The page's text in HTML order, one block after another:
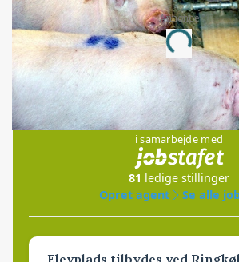
Annonce
Loading...
Jobs
i samarbejde med
81 ledige stillinger
Opret agent
Se alle